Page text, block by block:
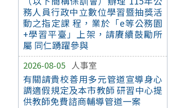
務人員行政中立數位學習暨抽獎活
動之指定課 程，業於「e等公務園
+學習平臺」上架，請賡續鼓勵所
屬 同仁踴躍參與
2026-08-05 人事室
有關請貴校善用多元管道宣導身心
調適假規定及本市教師 研習中心提
供教師免費諮商輔導管道一案